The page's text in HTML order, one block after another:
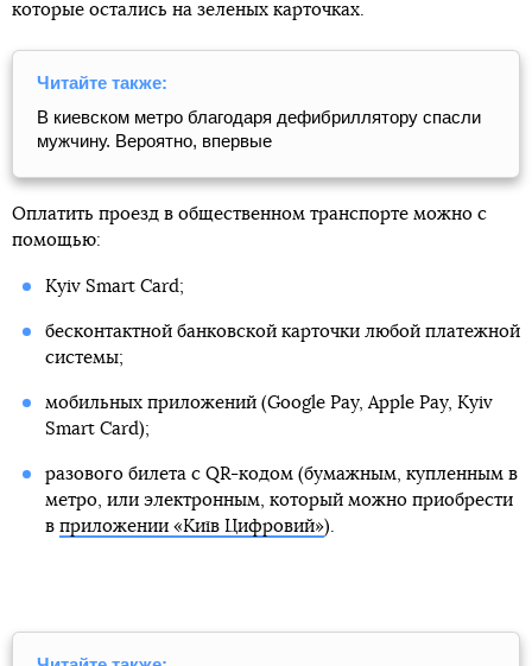
которые остались на зеленых карточках.
Читайте также:
В киевском метро благодаря дефибриллятору спасли
мужчину. Вероятно, впервые
Оплатить проезд в общественном транспорте можно с
помощью:
Kyiv Smart Card;
бесконтактной банковской карточки любой платежной
системы;
мобильных приложений (Google Pay, Apple Pay, Kyiv
Smart Сard);
разового билета с QR-кодом (бумажным, купленным в
метро, или электронным, который можно приобрести
в приложении «Київ Цифровий»).